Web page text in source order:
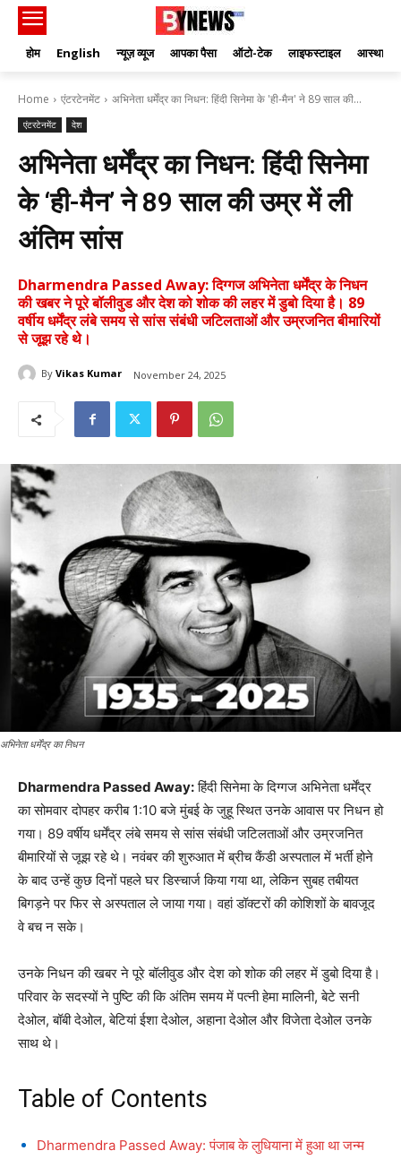
होम English न्यूज़ व्यूज आपका पैसा ऑटो-टेक लाइफस्टाइल आस्था
Home एंटरटेनमेंट अभिनेता धर्मेंद्र का निधन: हिंदी सिनेमा के 'ही-मैन' ने 89 साल की...
एंटरटेनमेंट देश
अभिनेता धर्मेंद्र का निधन: हिंदी सिनेमा
के ‘ही-मैन’ ने 89 साल की उम्र में ली
अंतिम सांस
Dharmendra Passed Away: दिग्गज अभिनेता धर्मेंद्र के निधन
की खबर ने पूरे बॉलीवुड और देश को शोक की लहर में डुबो दिया है। 89
वर्षीय धर्मेंद्र लंबे समय से सांस संबंधी जटिलताओं और उम्रजनित बीमारियों
से जूझ रहे थे।
By Vikas Kumar November 24, 2025
अभिनेता धर्मेंद्र का निधन
Dharmendra Passed Away:हिंदी सिनेमा के दिग्गज अभिनेता धर्मेंद्र
का सोमवार दोपहर करीब 1:10 बजे मुंबई के जुहू स्थित उनके आवास पर निधन हो
गया। 89 वर्षीय धर्मेंद्र लंबे समय से सांस संबंधी जटिलताओं और उम्रजनित
बीमारियों से जूझ रहे थे। नवंबर की शुरुआत में ब्रीच कैंडी अस्पताल में भर्ती होने
के बाद उन्हें कुछ दिनों पहले घर डिस्चार्ज किया गया था, लेकिन सुबह तबीयत
बिगड़ने पर फिर से अस्पताल ले जाया गया। वहां डॉक्टरों की कोशिशों के बावजूद
वे बच न सके।
उनके निधन की खबर ने पूरे बॉलीवुड और देश को शोक की लहर में डुबो दिया है।
परिवार के सदस्यों ने पुष्टि की कि अंतिम समय में पत्नी हेमा मालिनी, बेटे सनी
देओल, बॉबी देओल, बेटियां ईशा देओल, अहाना देओल और विजेता देओल उनके
साथ थे।
Table of Contents
Dharmendra Passed Away: पंजाब के लुधियाना में हुआ था जन्म